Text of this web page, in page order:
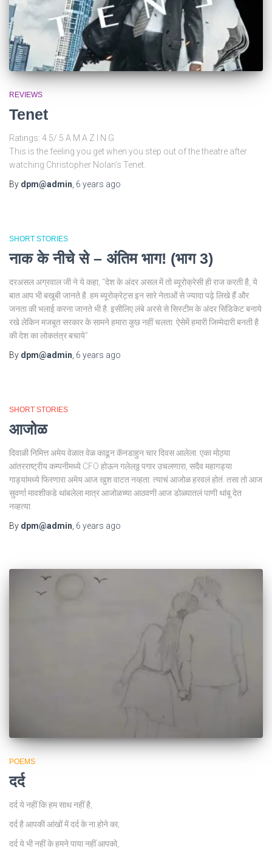
REVIEWS
Tenet
Ratings: 4.5/ 5 A M A Z I N G
This is the feeling you get when you step out of the theatre after
watching Christopher Nolan’s Tenet.
By dpm@admin 6 years ago
SHORT STORIES
नाक के नीचे से – अंतिम भाग! (भाग 3)
दरअसल अग्रवाल जी ने ये कहा, “देश के अंदर असल में तो ब्यूरोक्रेसी ही राज करती है, ये
बात आप भी बखूबी जानते है. हम ब्यूरोक्रेट्स इन सारे नेताओं से ज्यादा पढ़े लिखे हैं और
जनता की भलाई करना जानते भी है. इसीलिए लंबे अरसे से सिस्टीम के अंदर सिंडिकेट बनाये
रखे लेकिन मजबूत सरकार के सामने हमारा कुछ नहीं चलता. ऐसेमें हमारी जिम्मेदारी बनती है
की देश का लोकतंत्र बचाये”
By dpm@admin 6 years ago
SHORT STORIES
आजोळ
दिवाळी निमित्त अमेय वेळात वेळ काढून कॅनडाहुन चार दिवस आलेला. एका मोठ्या
आंतरराष्ट्रीय कम्पनीमध्ये CFO होऊन गलेलठ्ठ पगार उचलणारा, सदैव महागड्या
गाड्यांमध्ये फिरणारा अमेय आज खुश वाटत नव्हता. त्याचं आजोळ हरवलं होतं. तसा तो आज
सुवर्णा मावशीकडे थांबलेला मात्र आजोळच्या आठवणी आज डोळ्यातलं पाणी थांबू देत
नव्हत्या.
By dpm@admin 6 years ago
POEMS
दर्द
दर्द ये नहीं कि हम साथ नहीं है,
दर्द है आपकी आंखों में दर्द के ना होने का;
दर्द ये भी नहीं के हमने पाया नहीं आपको,